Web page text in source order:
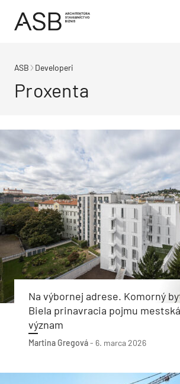
ASB Developeri
Proxenta
Na výbornej adrese. Komorný
Biela prinavracia pojmu
význam
Martina Gregová- 6. marca 2026